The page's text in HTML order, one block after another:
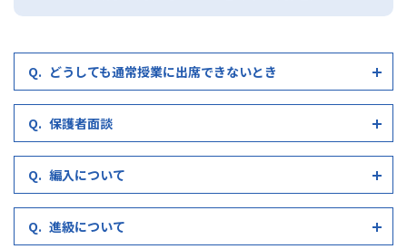
どうしても通常授業に出席できないとき
保護者面談
編入について
進級について